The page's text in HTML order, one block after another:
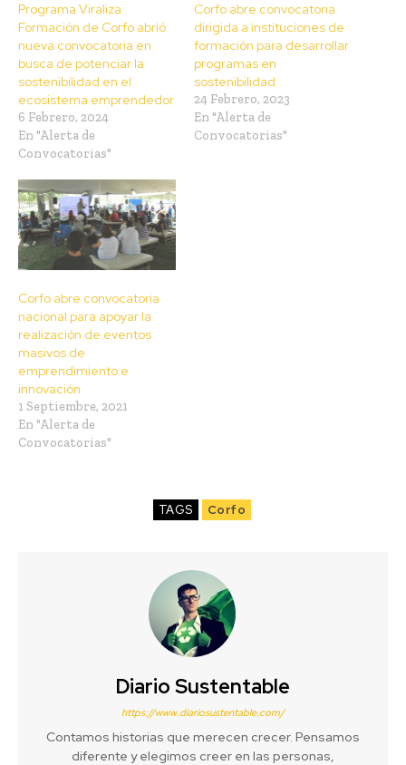
Programa Viraliza
Formación de Corfo abrió
nueva convocatoria en
busca de potenciar la
sostenibilidad en el
ecosistema emprendedor
6 Febrero, 2024
En "Alerta de
Convocatorias"
Corfo abre convocatoria
dirigida a instituciones de
formación para desarrollar
programas en
sostenibilidad
24 Febrero, 2023
En "Alerta de
Convocatorias"
Corfo abre convocatoria
nacional para apoyar la
realización de eventos
masivos de
emprendimiento e
innovación
1 Septiembre, 2021
En "Alerta de
Convocatorias"
TAGS Corfo
Diario Sustentable
https://www.diariosustentable.com/
Contamos historias que merecen crecer. Pensamos
diferente y elegimos creer en las personas,